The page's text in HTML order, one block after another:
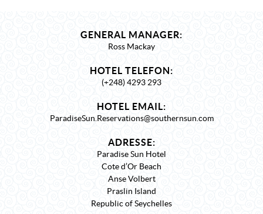
GENERAL MANAGER:
Ross Mackay
HOTEL TELEFON:
(+248) 4293 293
HOTEL EMAIL:
ParadiseSun.Reservations@southernsun.com
ADRESSE:
Paradise Sun Hotel
Cote d’Or Beach
Anse Volbert
Praslin Island
Republic of Seychelles